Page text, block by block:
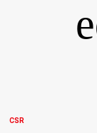
CSR